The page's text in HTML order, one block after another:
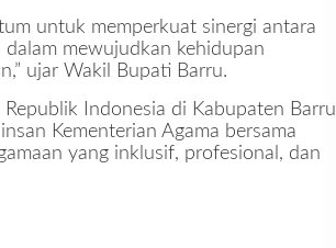
untuk memperkuat sinergi antara
dalam mewujudkan kehidupan
ujar Wakil Bupati Barru.
Indonesia di Kabupaten Barru
Kementerian Agama bersama
yang inklusif, profesional, dan